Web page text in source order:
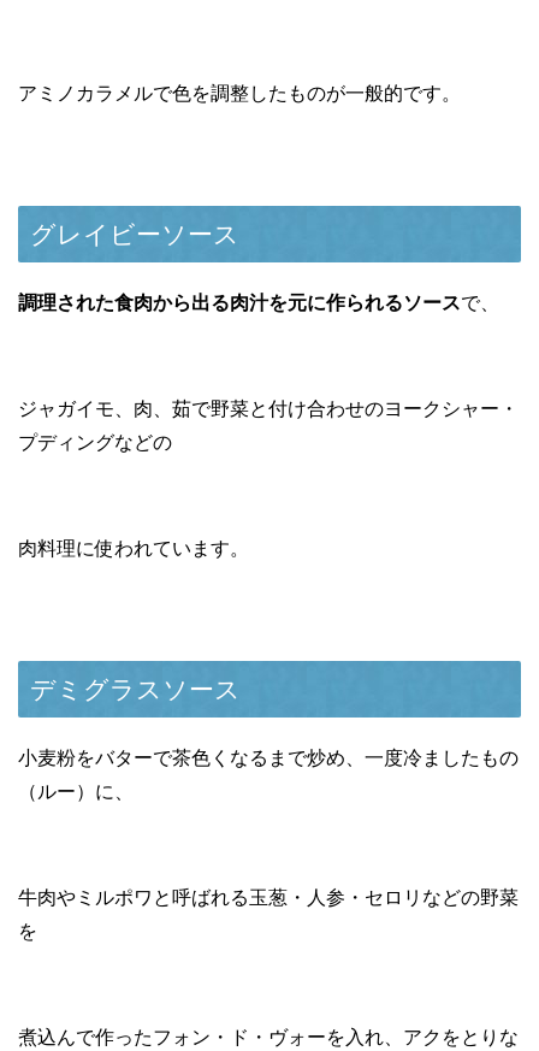
アミノカラメルで色を調整したものが一般的です。
グレイビーソース
調理された食肉から出る肉汁を元に作られるソースで、
ジャガイモ、肉、茹で野菜と付け合わせのヨークシャー・
プディングなどの
肉料理に使われています。
デミグラスソース
小麦粉をバターで茶色くなるまで炒め、一度冷ましたもの
（ルー）に、
牛肉やミルポワと呼ばれる玉葱・人参・セロリなどの野菜
を
煮込んで作ったフォン・ド・ヴォーを入れ、アクをとりな